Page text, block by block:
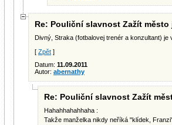
Re: Pouliční slavnost Zažít
Divný, Straka (fotbalovej trenér a konzultant)
[ Zpět ]
Datum: 11.09.2011
Autor: abernathy
Re: Pouliční slavnost Zažít
Hahahhahahhaha :
Takže manželka nikdy neříká "klídek,